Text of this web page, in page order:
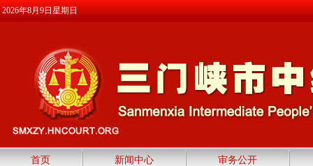
2026年8月9日星期日
首页 新闻中心 审务公开